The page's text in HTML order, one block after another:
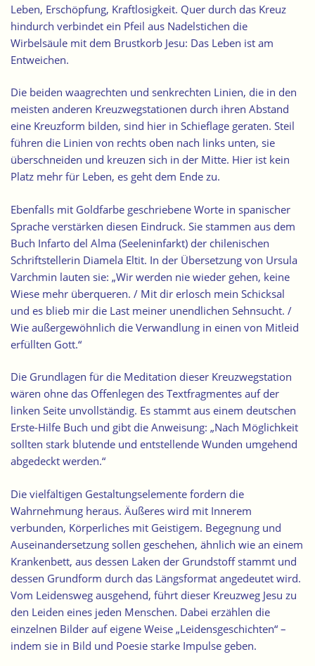
Leben, Erschöpfung, Kraftlosigkeit. Quer durch das Kreuz
hindurch verbindet ein Pfeil aus Nadelstichen die
Wirbelsäule mit dem Brustkorb Jesu: Das Leben ist am
Entweichen.
Die beiden waagrechten und senkrechten Linien, die in den
meisten anderen Kreuzwegstationen durch ihren Abstand
eine Kreuzform bilden, sind hier in Schieflage geraten. Steil
führen die Linien von rechts oben nach links unten, sie
überschneiden und kreuzen sich in der Mitte. Hier ist kein
Platz mehr für Leben, es geht dem Ende zu.
Ebenfalls mit Goldfarbe geschriebene Worte in spanischer
Sprache verstärken diesen Eindruck. Sie stammen aus dem
Buch Infarto del Alma (Seeleninfarkt) der chilenischen
Schriftstellerin Diamela Eltit. In der Übersetzung von Ursula
Varchmin lauten sie: „Wir werden nie wieder gehen, keine
Wiese mehr überqueren. / Mit dir erlosch mein Schicksal
und es blieb mir die Last meiner unendlichen Sehnsucht. /
Wie außergewöhnlich die Verwandlung in einen von Mitleid
erfüllten Gott.“
Die Grundlagen für die Meditation dieser Kreuzwegstation
wären ohne das Offenlegen des Textfragmentes auf der
linken Seite unvollständig. Es stammt aus einem deutschen
Erste-Hilfe Buch und gibt die Anweisung: „Nach Möglichkeit
sollten stark blutende und entstellende Wunden umgehend
abgedeckt werden.“
Die vielfältigen Gestaltungselemente fordern die
Wahrnehmung heraus. Äußeres wird mit Innerem
verbunden, Körperliches mit Geistigem. Begegnung und
Auseinandersetzung sollen geschehen, ähnlich wie an einem
Krankenbett, aus dessen Laken der Grundstoff stammt und
dessen Grundform durch das Längsformat angedeutet wird.
Vom Leidensweg ausgehend, führt dieser Kreuzweg Jesu zu
den Leiden eines jeden Menschen. Dabei erzählen die
einzelnen Bilder auf eigene Weise „Leidensgeschichten“ –
indem sie in Bild und Poesie starke Impulse geben.